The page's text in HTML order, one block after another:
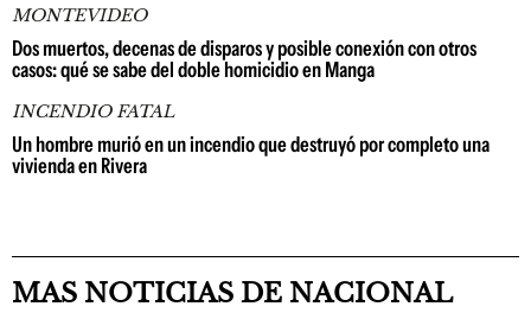
MONTEVIDEO
Dos muertos, decenas de disparos y posible conexión con otros
casos: qué se sabe del doble homicidio en Manga
INCENDIO FATAL
Un hombre murió en un incendio que destruyó por completo una
vivienda en Rivera
MAS NOTICIAS DE NACIONAL